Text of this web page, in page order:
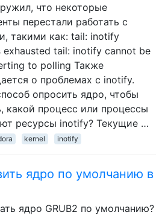
что некоторые
перестали работать с
такими как: tail: inotify
exhausted tail: inotify cannot be
to polling Также
о проблемах с inotify.
опросить ядро, чтобы
какой процесс или процессы
ресурсы inotify? Текущие …
kernel inotify
ядро ​​по умолчанию в
ядро ​​GRUB2 по умолчанию?